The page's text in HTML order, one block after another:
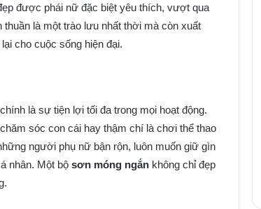
được phái nữ đặc biệt yêu thích, vượt qua
là một trào lưu nhất thời mà còn xuất
cho cuộc sống hiện đại.
là sự tiện lợi tối đa trong mọi hoạt động.
sóc con cái hay thậm chí là chơi thể thao
người phụ nữ bận rộn, luôn muốn giữ gìn
nhân. Một bộ sơn móng ngắn không chỉ đẹp